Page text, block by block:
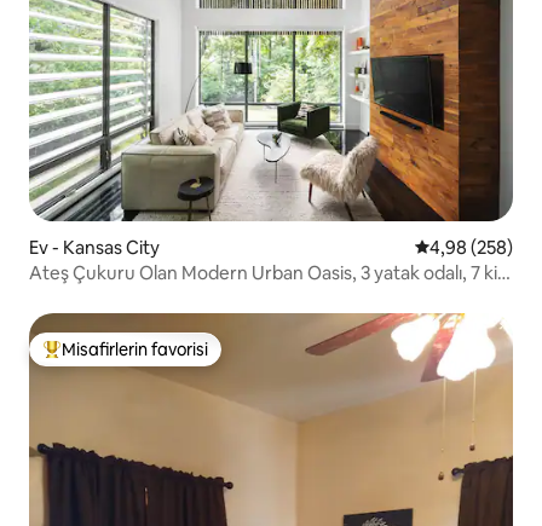
Ev - Kansas City 5 üzerinden
4,98 (258)
Ateş Çukuru Olan Modern Urban Oasis, 3 yatak odalı, 7 kişi
Misafirlerin favorilerinden en beğenilenler arasında
Misafirlerin favorisi